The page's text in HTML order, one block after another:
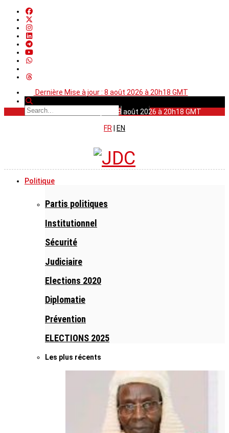
Dernière Mise à jour : 8 août 2026 à 20h18 GMT
Dernière Mise à jour : 8 août 2026 à 20h18 GMT
FR
EN
Politique
Partis politiques
Institutionnel
Sécurité
Judiciaire
Elections 2020
Diplomatie
Prévention
ELECTIONS 2025
Les plus récents